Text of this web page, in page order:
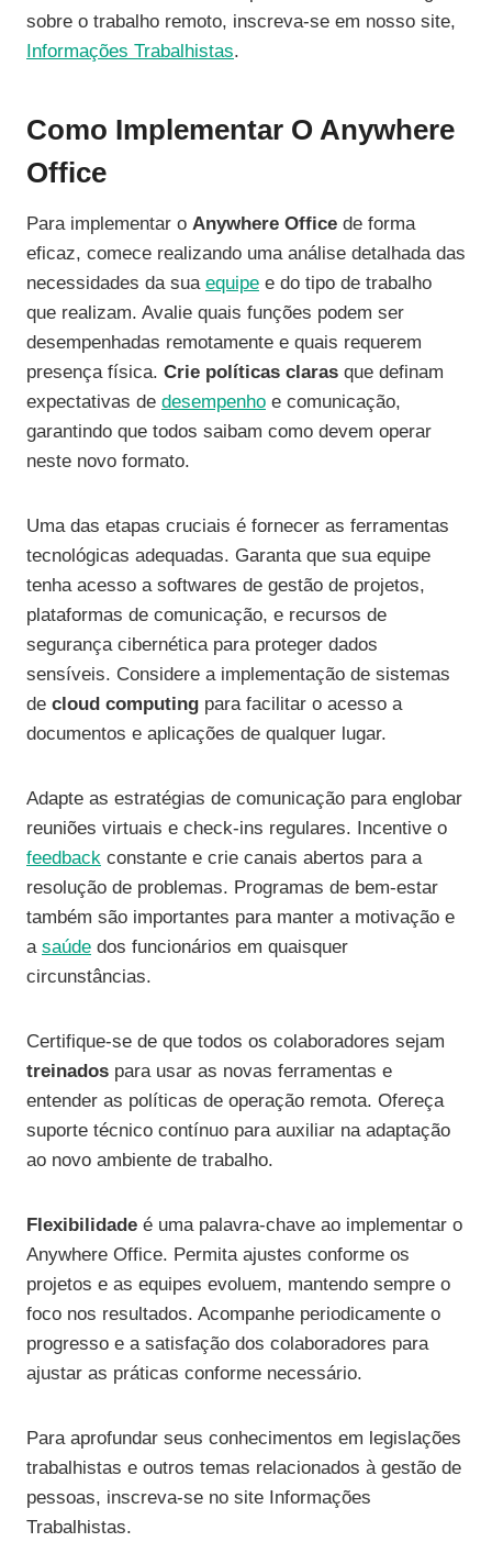
sobre o trabalho remoto, inscreva-se em nosso site,
Informações Trabalhistas.
Como Implementar O Anywhere
Office
Para implementar o Anywhere Office de forma
eficaz, comece realizando uma análise detalhada das
necessidades da sua equipe e do tipo de trabalho
que realizam. Avalie quais funções podem ser
desempenhadas remotamente e quais requerem
presença física. Crie políticas claras que definam
expectativas de desempenho e comunicação,
garantindo que todos saibam como devem operar
neste novo formato.
Uma das etapas cruciais é fornecer as ferramentas
tecnológicas adequadas. Garanta que sua equipe
tenha acesso a softwares de gestão de projetos,
plataformas de comunicação, e recursos de
segurança cibernética para proteger dados
sensíveis. Considere a implementação de sistemas
de cloud computing para facilitar o acesso a
documentos e aplicações de qualquer lugar.
Adapte as estratégias de comunicação para englobar
reuniões virtuais e check-ins regulares. Incentive o
feedback constante e crie canais abertos para a
resolução de problemas. Programas de bem-estar
também são importantes para manter a motivação e
a saúde dos funcionários em quaisquer
circunstâncias.
Certifique-se de que todos os colaboradores sejam
treinados para usar as novas ferramentas e
entender as políticas de operação remota. Ofereça
suporte técnico contínuo para auxiliar na adaptação
ao novo ambiente de trabalho.
Flexibilidade é uma palavra-chave ao implementar o
Anywhere Office. Permita ajustes conforme os
projetos e as equipes evoluem, mantendo sempre o
foco nos resultados. Acompanhe periodicamente o
progresso e a satisfação dos colaboradores para
ajustar as práticas conforme necessário.
Para aprofundar seus conhecimentos em legislações
trabalhistas e outros temas relacionados à gestão de
pessoas, inscreva-se no site Informações
Trabalhistas.